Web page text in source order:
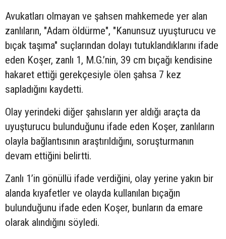
Avukatları olmayan ve şahsen mahkemede yer alan
zanlıların, "Adam öldürme", "Kanunsuz uyuşturucu ve
bıçak taşıma" suçlarından dolayı tutuklandıklarını ifade
eden Koşer, zanlı 1, M.G.’nin, 39 cm bıçağı kendisine
hakaret ettiği gerekçesiyle ölen şahsa 7 kez
sapladığını kaydetti.
Olay yerindeki diğer şahısların yer aldığı araçta da
uyuşturucu bulunduğunu ifade eden Koşer, zanlıların
olayla bağlantısının araştırıldığını, soruşturmanın
devam ettiğini belirtti.
Zanlı 1’in gönüllü ifade verdiğini, olay yerine yakın bir
alanda kıyafetler ve olayda kullanılan bıçağın
bulunduğunu ifade eden Koşer, bunların da emare
olarak alındığını söyledi.